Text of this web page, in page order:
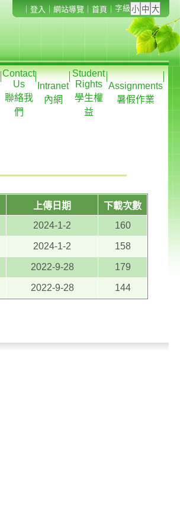
登入 網站導覽 首頁 字級
Contact
Us
聯絡我
們
Intranet
內網
Student
Rights
學生權
益
Assignments
暑假作業
上傳日期
下載次數
2024-1-2
160
2024-1-2
158
2022-9-28
179
2022-9-28 144